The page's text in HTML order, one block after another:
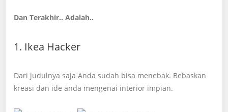
Dan Terakhir.. Adalah..
1. Ikea Hacker
Dari judulnya saja Anda sudah bisa menebak. Bebaskan
kreasi dan ide anda mengenai interior impian.